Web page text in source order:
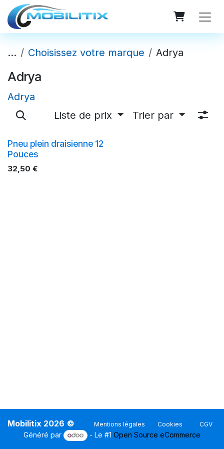
Se rendre au contenu
... Choisissez votre marque Adrya
Adrya
Adrya
Liste de prix
Trier par
Pneu plein draisienne 12
Pouces
32,50 €
Mobilitix 2026 © Mentions légales Cookies CGV
Généré par - Le #1Open Source eCommerce